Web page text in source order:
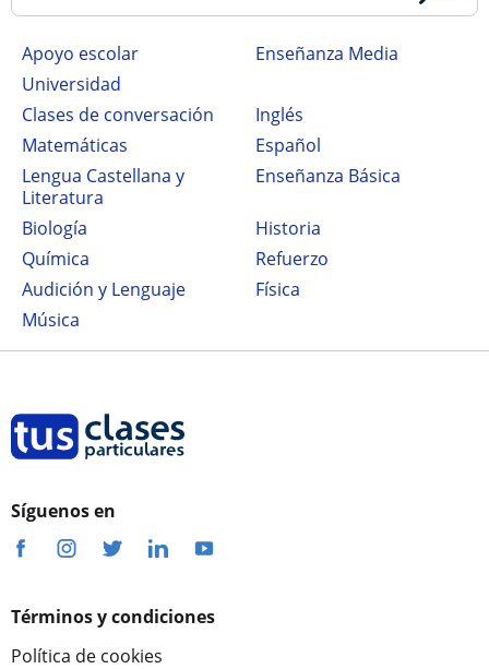
Apoyo escolar
Enseñanza Media
Universidad
Clases de conversación
Inglés
Matemáticas
Español
Lengua Castellana y
Literatura
Enseñanza Básica
Biología
Historia
Química
Refuerzo
Audición y Lenguaje
Física
Música
Síguenos en
Términos y condiciones
Política de cookies